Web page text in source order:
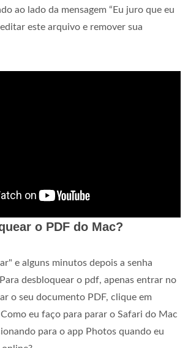
ao lado da mensagem “Eu juro que eu
este arquivo e remover sua
o PDF do Mac?
e alguns minutos depois a senha
desbloquear o pdf, apenas entrar no
o seu documento PDF, clique em
eu faço para parar o Safari do Mac
para o app Photos quando eu